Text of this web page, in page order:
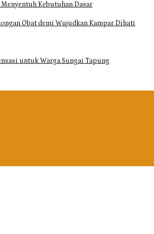
Kebutuhan Dasar
Obat demi Wujudkan Kampar Dihati
untuk Warga Sungai Tapung